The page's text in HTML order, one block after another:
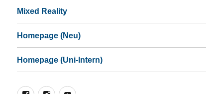
Mixed Reality
Homepage (Neu)
Homepage (Uni-Intern)